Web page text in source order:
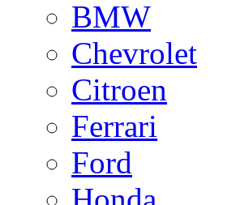
BMW
Chevrolet
Citroen
Ferrari
Ford